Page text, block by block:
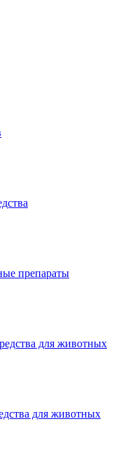
препараты
для животных
для животных